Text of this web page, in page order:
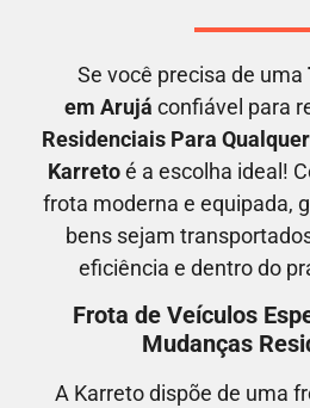
Se você precisa de uma
em Arujá confiável para
Residenciais Para
Karretoé a escolha ideal!
frota moderna e equipada,
bens sejam
eficiência e dentro do
Frota de Veículos
Mudanças
A Karreto dispõe de uma